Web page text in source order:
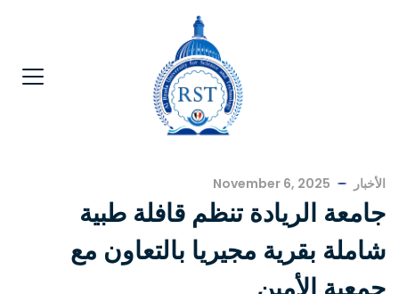
الأخبار November 6, 2025
جامعة الريادة تنظم قافلة طبية
شاملة بقرية مجيريا بالتعاون مع